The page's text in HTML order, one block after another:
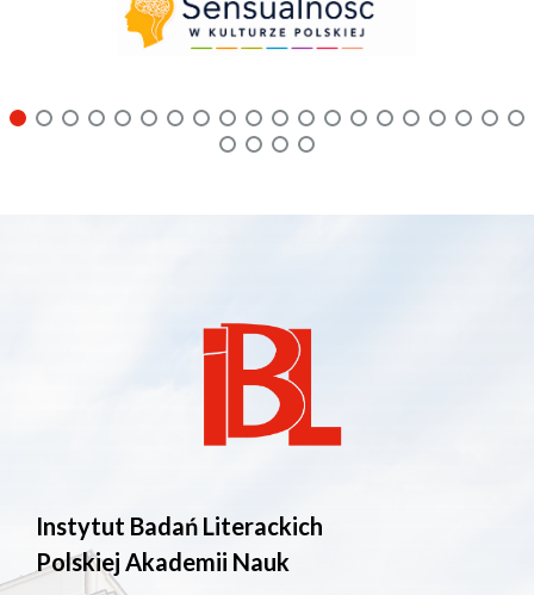
Instytut Badań Literackich
Polskiej Akademii Nauk